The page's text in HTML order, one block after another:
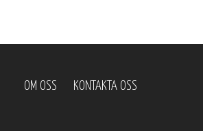
OM OSS KONTAKTA OSS